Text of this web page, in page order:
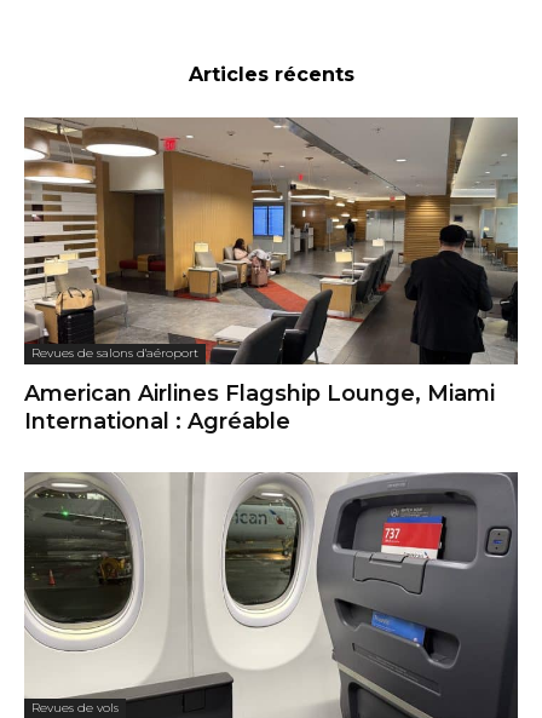
Articles récents
Revues de salons d'aéroport
American Airlines Flagship Lounge, Miami
International : Agréable
Revues de vols